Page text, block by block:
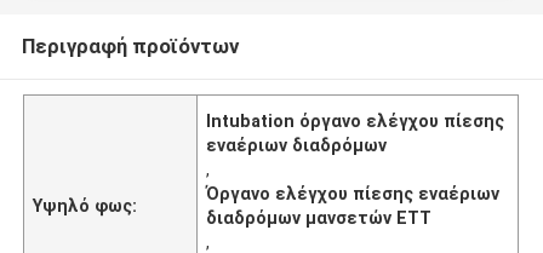
Περιγραφή προϊόντων
Υψηλό φως:
Intubation όργανο ελέγχου πίεσης
εναέριων διαδρόμων
,
Όργανο ελέγχου πίεσης εναέριων
διαδρόμων μανσετών ETT
,